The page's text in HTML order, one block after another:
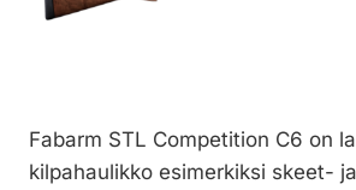
Fabarm STL Competition C6 on
kilpahaulikko esimerkiksi skeet- ja